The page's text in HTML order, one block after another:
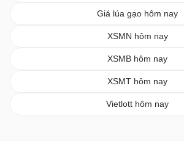
Giá lúa gạo hôm nay
XSMN hôm nay
XSMB hôm nay
XSMT hôm nay
Vietlott hôm nay